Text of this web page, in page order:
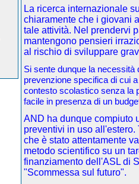
La ricerca internazionale
chiaramente che i giovani
tale attività. Nel prendervi
mantengono pensieri
al rischio di sviluppare
Si sente dunque la
prevenzione specifica di cui
contesto scolastico senza la
facile in presenza di un
AND ha dunque compiuto
preventivi in uso
che è stato attentamente
metodo scientifico su un
finanziamento dell'ASL di
"Scommessa sul futuro".